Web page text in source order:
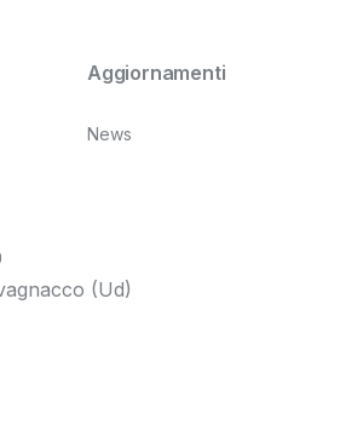
Aggiornamenti
News
(Ud)